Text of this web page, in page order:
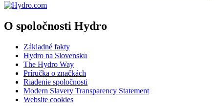
O spoločnosti Hydro
Základné fakty
Hydro na Slovensku
The Hydro Way
Príručka o značkách
Riadenie spoločnosti
Modern Slavery Transparency Statement
Website cookies